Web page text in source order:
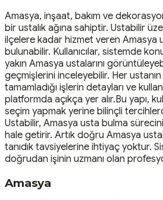
Amasya, inşaat, bakım ve
bir ustalık ağına sahiptir. Ustabilir
ilçelere kadar hizmet veren Amasya
bulunabilir. Kullanıcılar, sistemde
yakın Amasya ustalarını
geçmişlerini inceleyebilir. Her
tamamladığı işlerin detayları ve
platformda açıkça yer alır.Bu yapı,
seçim yapmak yerine bilinçli
Ustabilir, Amasya usta bulma
hale getirir. Artık doğru Amasya
tanıdık tavsiyelerine ihtiyaç yoktur.
doğrudan işinin uzmanı olan
Amasya